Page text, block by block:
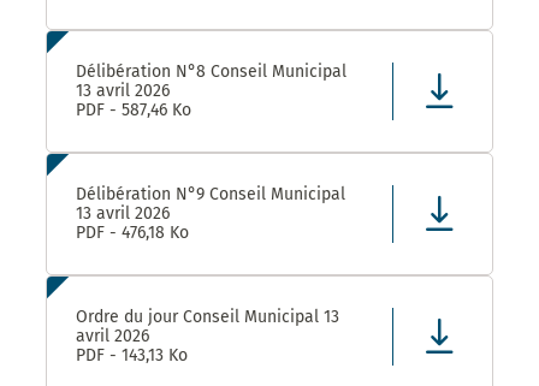
Délibération N°8 Conseil Municipal
13 avril 2026
PDF - 587,46 Ko
Délibération N°9 Conseil Municipal
13 avril 2026
PDF - 476,18 Ko
Ordre du jour Conseil Municipal 13
avril 2026
PDF - 143,13 Ko